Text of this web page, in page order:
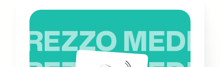
PREZZO MEDIO